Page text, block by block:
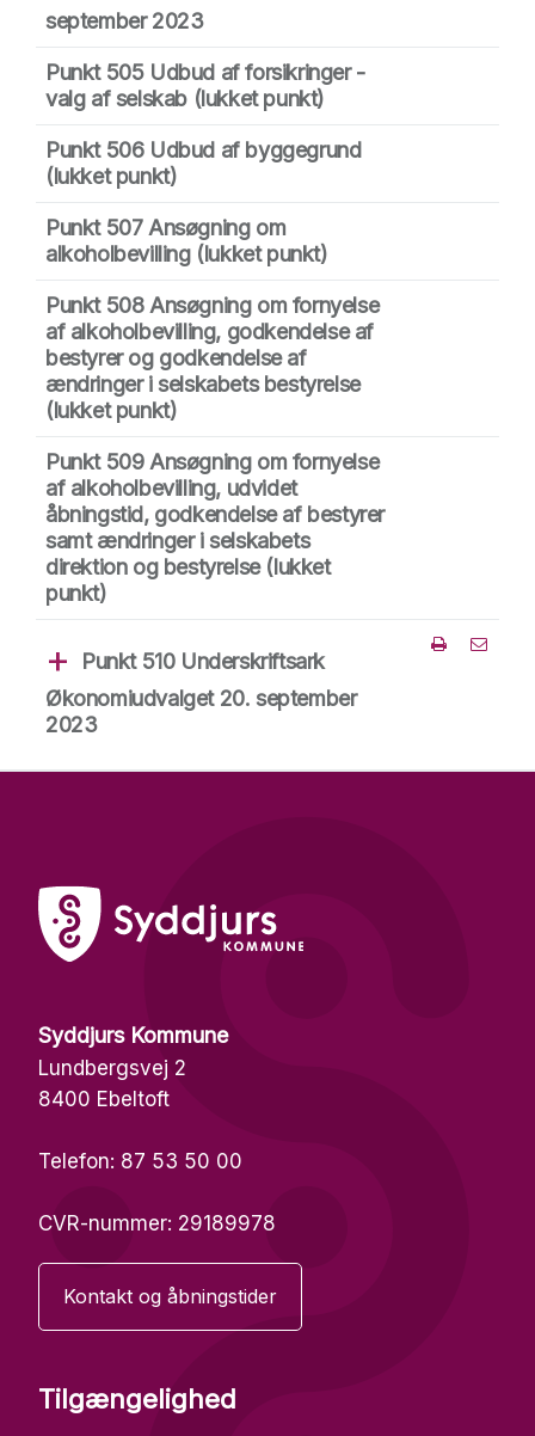
september 2023
Punkt 505 Udbud af forsikringer -
valg af selskab (lukket punkt)
Punkt 506 Udbud af byggegrund
(lukket punkt)
Punkt 507 Ansøgning om
alkoholbevilling(lukket punkt)
Punkt 508 Ansøgning om fornyelse
af alkoholbevilling, godkendelse af
bestyrer og godkendelse af
ændringer i selskabets bestyrelse
(lukket punkt)
Punkt 509 Ansøgning om fornyelse
af alkoholbevilling, udvidet
åbningstid, godkendelse af bestyrer
samt ændringer i selskabets
direktion og bestyrelse (lukket
punkt)
Punkt 510 Underskriftsark
Økonomiudvalget 20. september
2023